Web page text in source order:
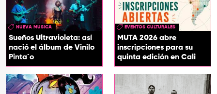
NUEVA MUSICA
Sueños Ultravioleta: así
nació el álbum de Vinilo
Pinta´o
EVENTOS CULTURALES
MUTA 2026 abre
inscripciones para su
quinta edición en Cali